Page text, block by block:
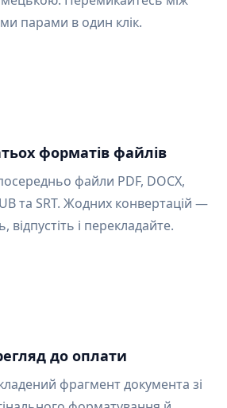
парами в один клік.
форматів файлів
файли PDF, DOCX,
та SRT. Жодних конвертацій —
відпустіть і перекладайте.
до оплати
фрагмент документа зі